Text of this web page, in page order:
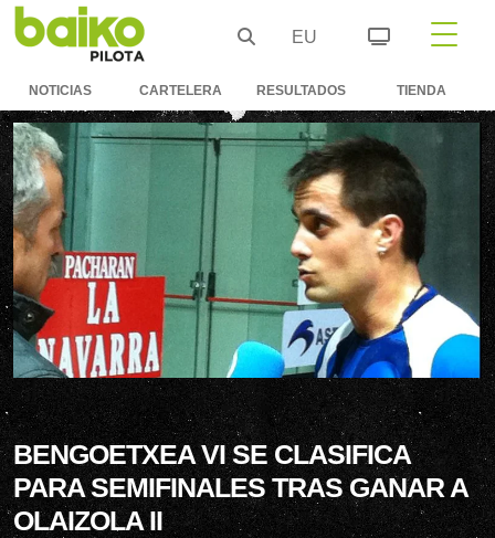
EU
NOTICIAS CARTELERA RESULTADOS TIENDA
BENGOETXEA VI SE CLASIFICA
PARA SEMIFINALES TRAS GANAR A
OLAIZOLA II